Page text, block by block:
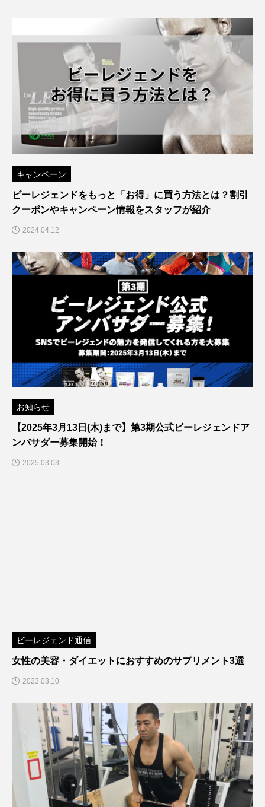
キャンペーン
ビーレジェンドをもっと「お得」に買う方法とは？割引
クーポンやキャンペーン情報をスタッフが紹介
2024.04.12
お知らせ
【2025年3月13日(木)まで】第3期公式ビーレジェンドア
ンバサダー募集開始！
2025.03.03
ビーレジェンド通信
女性の美容・ダイエットにおすすめのサプリメント3選
2023.03.10